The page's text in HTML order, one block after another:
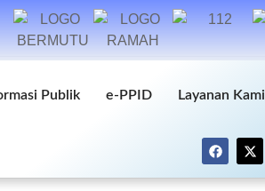
Publik e-PPID Layanan Kami